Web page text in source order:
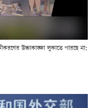
উচ্চাকাঙ্ক্ষা লুকাতে পারছে না: